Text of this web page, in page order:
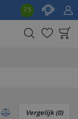
7.5
Vergelijk (0)